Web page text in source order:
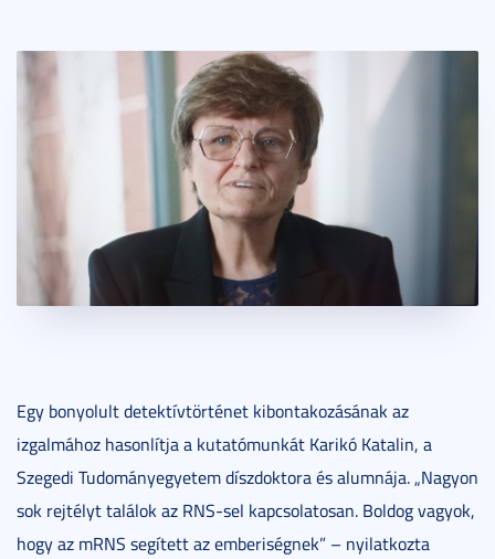
Egy bonyolult detektívtörténet kibontakozásának az
izgalmához hasonlítja a kutatómunkát Karikó Katalin, a
Szegedi Tudományegyetem díszdoktora és alumnája. „Nagyon
sok rejtélyt találok az RNS-sel kapcsolatosan. Boldog vagyok,
hogy az mRNS segített az emberiségnek” – nyilatkozta